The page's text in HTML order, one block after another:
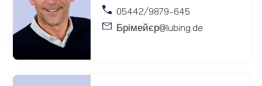
05442/9879-645
Брімейєр@lubing.de